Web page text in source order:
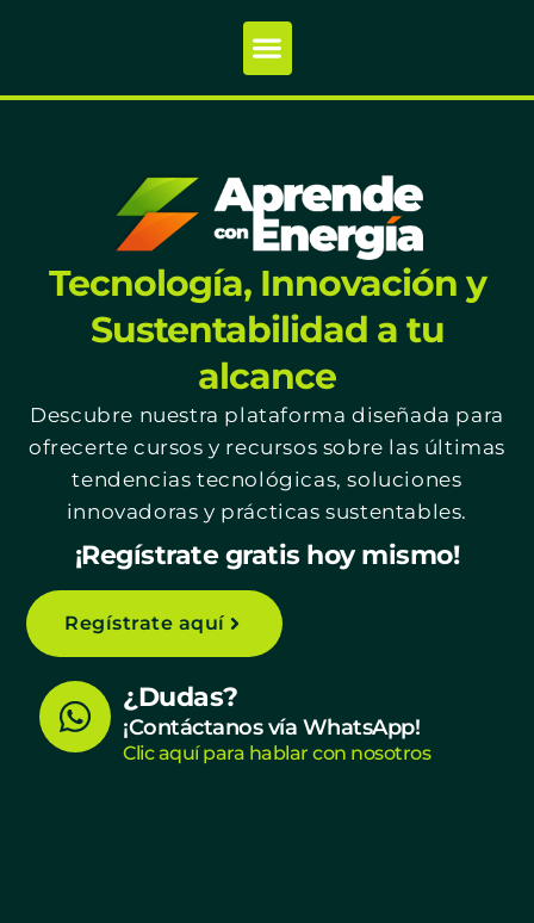
Tecnología, Innovación y
Sustentabilidad a tu
alcance
Descubre nuestra plataforma diseñada para
ofrecerte cursos y recursos sobre las últimas
tendencias tecnológicas, soluciones
innovadoras y prácticas sustentables.
¡Regístrate gratis hoy mismo!
Regístrate aquí
W
h
¿Dudas?
¡Contáctanos vía WhatsApp!
Clic aquí para hablar con nosotros